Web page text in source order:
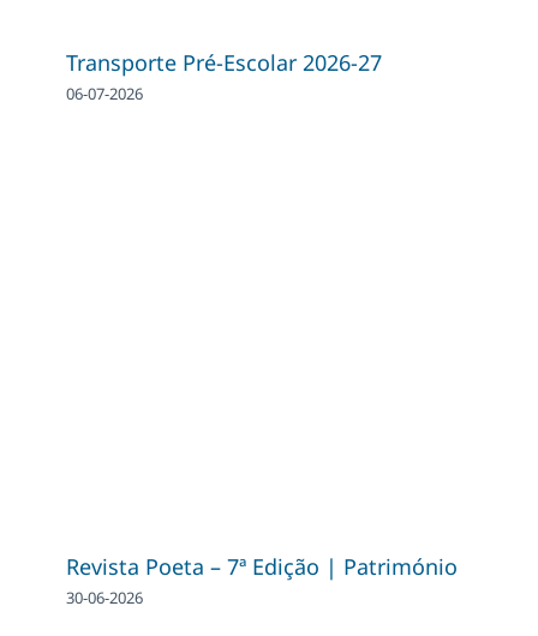
Transporte Pré-Escolar 2026-27
06-07-2026
Revista Poeta – 7ª Edição | Património
30-06-2026